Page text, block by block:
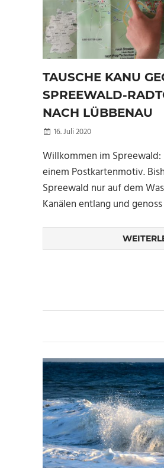
TAUSCHE KANU
SPREEWALD-
NACH LÜBBENAU
16. Juli 2020
Willkommen im
einem Postkartenmotiv.
Spreewald nur auf dem
Kanälen entlang und